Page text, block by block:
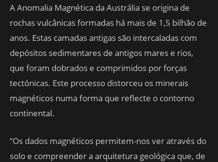
A Anomalia Magnética da Austrália se origina de
rochas vulcânicas formadas há mais de 1,5 bilhão de
anos. Estas camadas antigas são intercaladas com
depósitos sedimentares de antigos mares e rios,
que foram dobrados e comprimidos por forças
tectónicas. Este processo distorceu os minerais
magnéticos numa forma que reflecte o contorno
continental.
“Os dados magnéticos permitem-nos ver através do
solo e compreender a arquitetura geológica que, de